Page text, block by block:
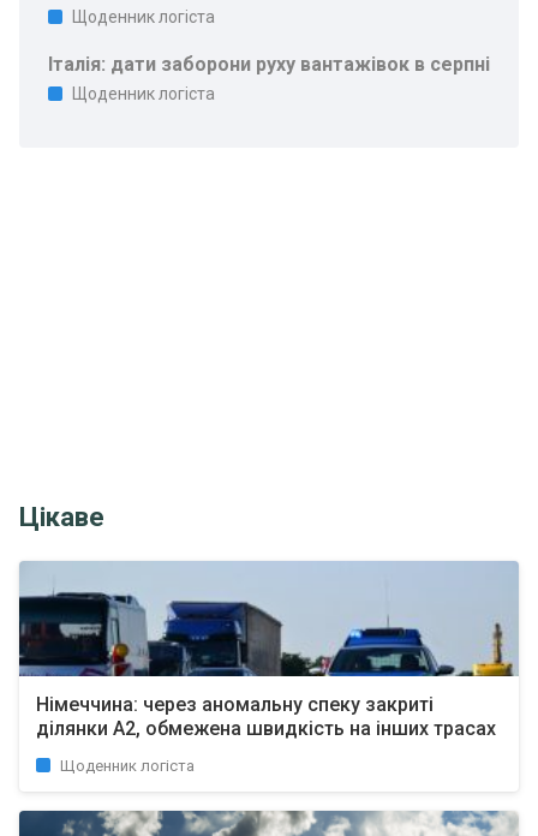
Щоденник логіста
Італія: дати заборони руху вантажівок в серпні
Щоденник логіста
Цікаве
Німеччина: через аномальну спеку закриті
ділянки A2, обмежена швидкість на інших трасах
Щоденник логіста